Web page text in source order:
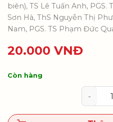
biên), TS Lê Tuấn Anh,
Sơn Hà, ThS Nguyễn Thị
Nam, PGS. TS Phạm Đức
20.000 VNĐ
Còn hàng
Toán